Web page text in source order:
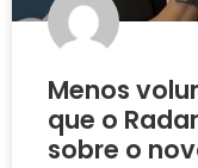
Menos
que o
sobre o